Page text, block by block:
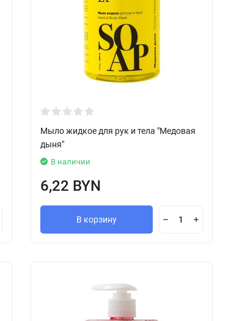
Мыло жидкое для рук и тела "Медовая
дыня"
В наличии
6,22 BYN
В корзину